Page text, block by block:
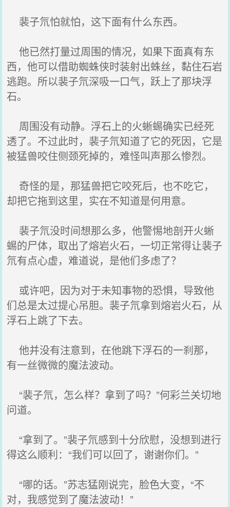
裴子氘怕就怕，这下面有什么东西。
他已然打量过周围的情况，如果下面真有东
西，他可以借助蜘蛛侠时装射出蛛丝，黏住石岩
逃跑。所以裴子氘深吸一口气，跃上了那块浮
石。
周围没有动静。浮石上的火蜥蜴确实已经死
透了。不过此时，裴子氘知道了它的死因，它是
被猛兽咬住侧颈死掉的，难怪叫声那么惨烈。
奇怪的是，那猛兽把它咬死后，也不吃它，
却把它拖到这里，实在不知道是何用意。
裴子氘没时间想那么多，他警惕地剖开火蜥
蜴的尸体，取出了熔岩火石，一切正常得让裴子
氘有点心虚，难道说，是他们多虑了？
或许吧，因为对于未知事物的恐惧，导致他
们总是太过提心吊胆。裴子氘拿到熔岩火石，从
浮石上跳了下去。
他并没有注意到，在他跳下浮石的一刹那，
有一丝微微的魔法波动。
“裴子氘，怎么样？拿到了吗？”何彩兰关切地
问道。
“拿到了。”裴子氘感到十分欣慰，没想到进行
得这么顺利：“我们可以回了，谢谢你们。”
“哪的话。”苏志猛刚说完，脸色大变，“不
对，我感觉到了魔法波动！”